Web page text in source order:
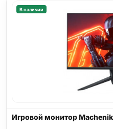
В наличии
Игровой монитор